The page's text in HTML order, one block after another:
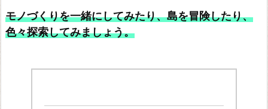
モノづくりを一緒にしてみたり、島を冒険したり、
色々探索してみましょう。